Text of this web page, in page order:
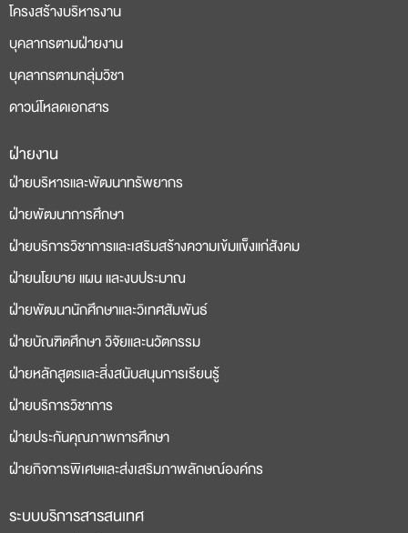
โครงสร้างบริหารงาน
บุคลากรตามฝ่ายงาน
บุคลากรตามกลุ่มวิชา
ดาวน์โหลดเอกสาร
deneme
bonusu
casino
siteleri
ฝ่ายงาน
ฝ่ายบริหารและพัฒนาทรัพยากร
ฝ่ายพัฒนาการศึกษา
ฝ่ายบริการวิชาการและเสริมสร้างความเข้มแข็งแก่สังคม
ฝ่ายนโยบาย แผน และงบประมาณ
ฝ่ายพัฒนานักศึกษาและวิเทศสัมพันธ์
ฝ่ายบัณฑิตศึกษา วิจัยและนวัตกรรม
ฝ่ายหลักสูตรและสิ่งสนับสนุนการเรียนรู้
ฝ่ายบริการวิชาการ
ฝ่ายประกันคุณภาพการศึกษา
ฝ่ายกิจการพิเศษและส่งเสริมภาพลักษณ์องค์กร
ระบบบริการสารสนเทศ